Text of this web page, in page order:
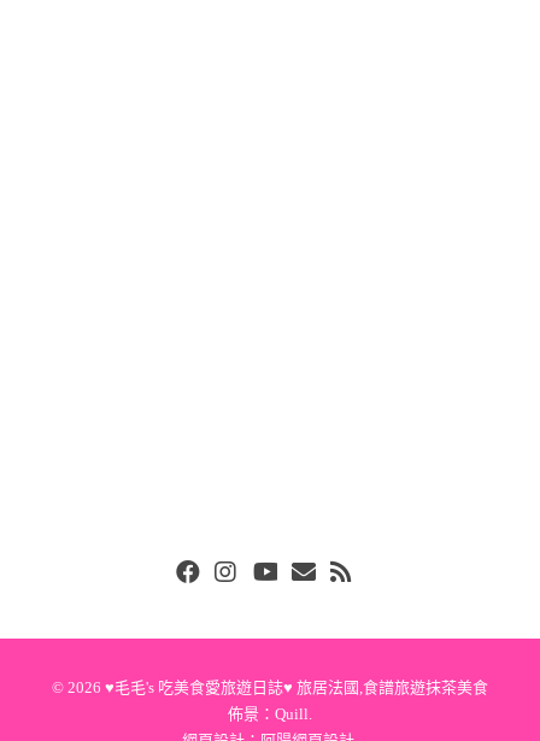
© 2026 ♥毛毛's 吃美食愛旅遊日誌♥ 旅居法國,食譜旅遊抹茶美食
佈景： Quill.